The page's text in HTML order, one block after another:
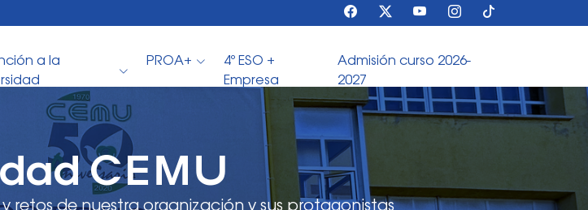
a la
PROA+
4º ESO +
Empresa
Admisión curso 2026-
2027
CEMU